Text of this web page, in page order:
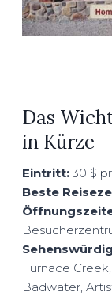
Das
in Kürze
Eintritt:30 $
Beste
Furnace
Badwater,